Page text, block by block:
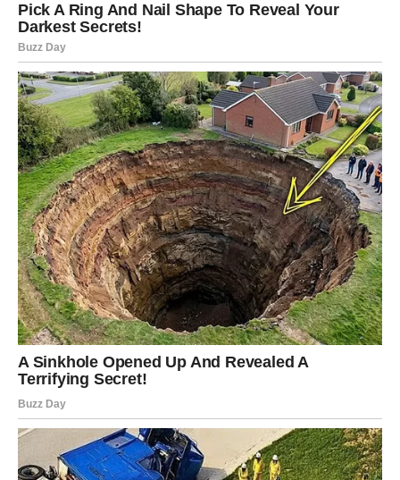
Koliko puta se u životu dogodi da nas razočaraju ljudi od
kojih smo to najmanje očekivali? Koliko puta shvatimo da
su neka obećanja bila izgovorena olako? Zato je pravo
kumstvo toliko dragocjeno. Ono ne počiva na praznim
riječima, nego na djelima. Nije važno koliko puta neko
kaže da će uvijek biti uz tebe. Važno je koliko puta je to
zaista dokazao.
Kum dijeli tvoju sreću kao da je njegova. Kada ostvariš
uspjeh, raduje se iskreno, bez zavisti i bez skrivenih
namjera. Kada ti život podari lijepe trenutke, on ih slavi
zajedno s tobom. A kada dođu teški dani, ne okreće leđa
niti traži izgovore. Ostaje uz tebe i podsjeća te da nijedna
oluja ne traje vječno.
Jedna od najvećih vrijednosti kumstva jeste međusobno
poštovanje. To znači prihvatiti različita mišljenja, oprostiti